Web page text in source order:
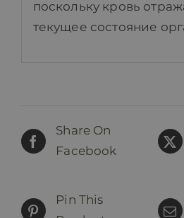
поскольку кровь
текущее состояние
Share On
Facebook
Pin This